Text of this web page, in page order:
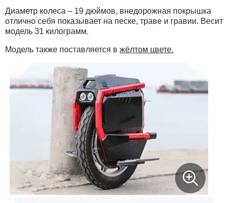
Диаметр колеса – 19 дюймов, внедорожная покрышка
отлично себя показывает на песке, траве и гравии. Весит
модель 31 килограмм.
Модель также поставляется в жёлтом цвете.